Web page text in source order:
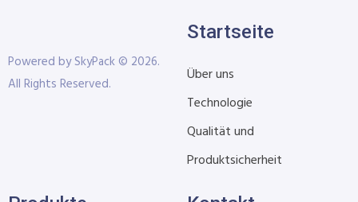
Powered by SkyPack © 2026.
All Rights Reserved.
Startseite
Über uns
Technologie
Qualität und
Produktsicherheit